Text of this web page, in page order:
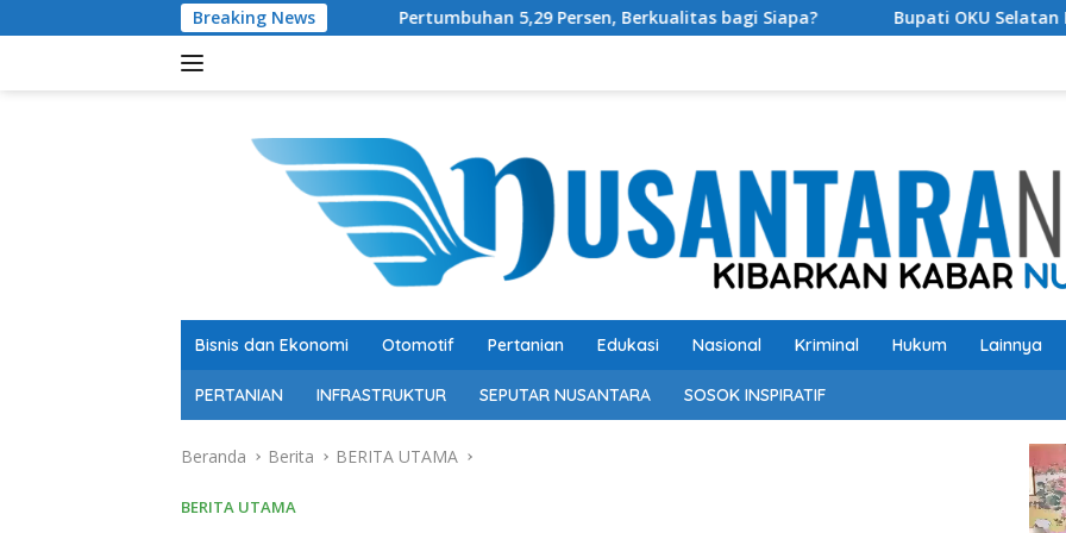
ke
Breaking News
Pertumbuhan 5,29 Persen, Berkualitas bagi Siapa? Bupati OKU Selatan Resmi Buka
Bisnis dan Ekonomi Otomotif Pertanian Edukasi Nasional Kriminal Hukum Lainnya
PERTANIAN INFRASTRUKTUR SEPUTAR NUSANTARA SOSOK INSPIRATIF
Beranda Berita BERITA UTAMA
BERITA UTAMA